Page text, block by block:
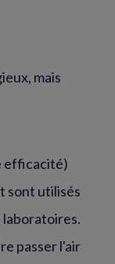
mais
efficacité)
sont utilisés
laboratoires.
passer l'air